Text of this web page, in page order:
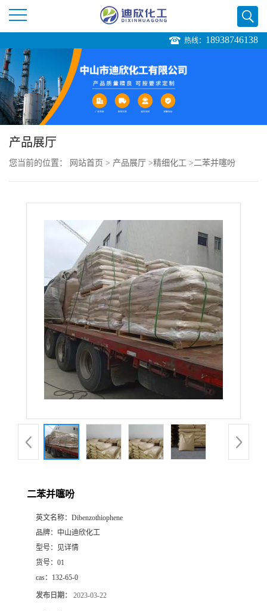
司
首
页
公
厅
热线： 18938746138
产品展厅
您当前的位置： 网站首页 > 产品展厅 >精细化工 >二苯并噻吩
二苯并噻吩
英文名称： Dibenzothiophene
品牌： 中山迪欣化工
型号：
见详情
货号： 01
cas： 132-65-0
发布日期： 2023-03-22